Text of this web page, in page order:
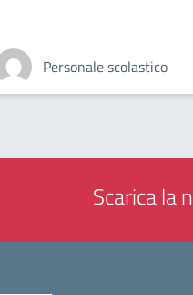
Personale scolastico
Scarica la